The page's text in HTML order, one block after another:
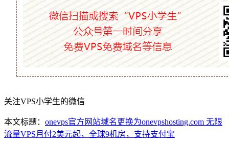
关注VPS小学生的微信
本文标题： onevps官方网站域名更换为onevpshosting.com 无限
流量VPS月付2美元起，全球9机房，支持支付宝